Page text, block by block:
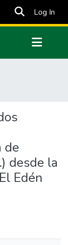
Log In
de
desde la
Edén